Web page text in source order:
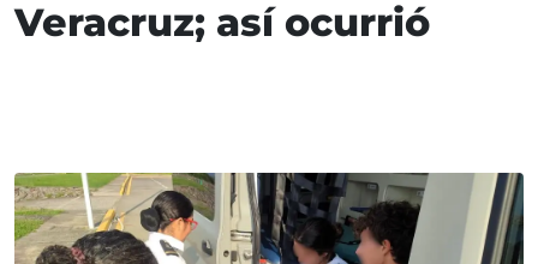
Veracruz; así ocurrió